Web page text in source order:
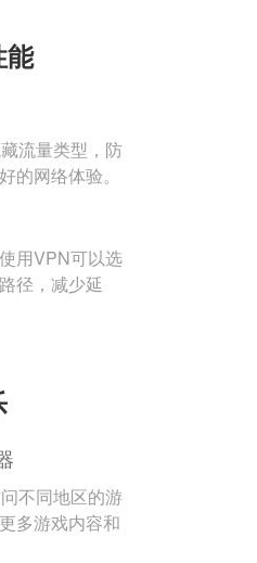
能
流量类型，防
的网络体验。
用VPN可以选
径，减少延
不同地区的游
多游戏内容和